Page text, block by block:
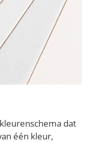
dat
één kleur,